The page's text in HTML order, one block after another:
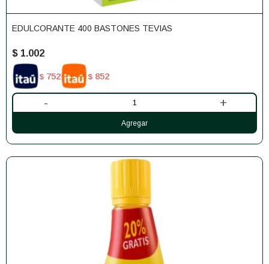
EDULCORANTE 400 BASTONES TEVIAS
$ 1.002
$ 752 $ 852
- +